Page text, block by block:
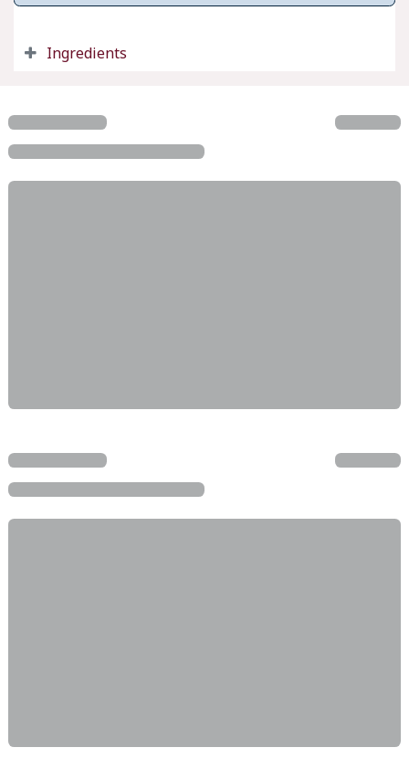
Ingredients